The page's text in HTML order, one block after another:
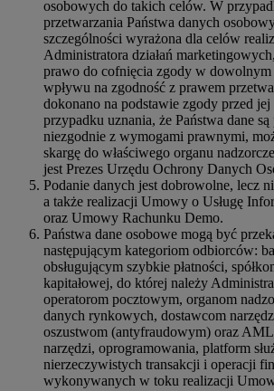
osobowych do takich celów. W
przetwarzania Państwa danych
szczególności wyrażona dla celów
Administratora działań
prawo do cofnięcia zgody w dowolnym
wpływu na zgodność z prawem
dokonano na podstawie zgody przed
przypadku uznania, że Państwa dane
niezgodnie z wymogami prawnymi,
skargę do właściwego organu
jest Prezes Urzędu Ochrony Danych
Podanie danych jest dobrowolne, lecz
a także realizacji Umowy o Usługę
oraz Umowy Rachunku Demo.
Państwa dane osobowe mogą być
następującym kategoriom odbiorców:
obsługującym szybkie płatności,
kapitałowej, do której należy
operatorom pocztowym, organom
danych rynkowych, dostawcom
oszustwom (antyfraudowym) oraz
narzędzi, oprogramowania, platform
nierzeczywistych transakcji i operacji
wykonywanych w toku realizacji